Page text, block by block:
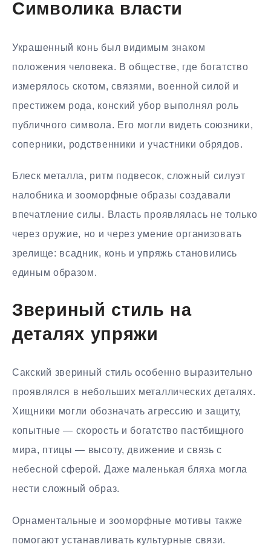
Символика власти
Украшенный конь был видимым знаком
положения человека. В обществе, где богатство
измерялось скотом, связями, военной силой и
престижем рода, конский убор выполнял роль
публичного символа. Его могли видеть союзники,
соперники, родственники и участники обрядов.
Блеск металла, ритм подвесок, сложный силуэт
налобника и зооморфные образы создавали
впечатление силы. Власть проявлялась не только
через оружие, но и через умение организовать
зрелище: всадник, конь и упряжь становились
единым образом.
Звериный стиль на
деталях упряжи
Сакский звериный стиль особенно выразительно
проявлялся в небольших металлических деталях.
Хищники могли обозначать агрессию и защиту,
копытные — скорость и богатство пастбищного
мира, птицы — высоту, движение и связь с
небесной сферой. Даже маленькая бляха могла
нести сложный образ.
Орнаментальные и зооморфные мотивы также
помогают устанавливать культурные связи.